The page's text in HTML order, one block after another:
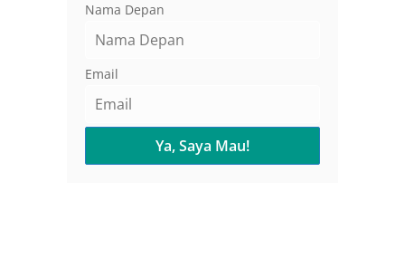
Nama Depan
Email